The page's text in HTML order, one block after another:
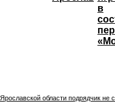
в
Ярославской области подрядчик не